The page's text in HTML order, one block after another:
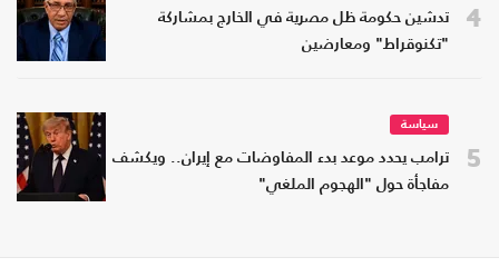
4
تدشين حكومة ظل مصرية في الخارج بمشاركة
"تكنوقراط" ومعارضين
5
سياسة
ترامب يحدد موعد بدء المفاوضات مع إيران.. ويكشف
مفاجأة حول "الهجوم الملغي"